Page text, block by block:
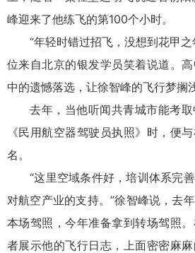
峰迎来了他练飞的第100个小时。
“年轻时错过招飞，没想到花甲
位来自北京的银发学员笑着说道。
中的遗憾落选，让徐智峰的飞行梦搁
去年，当他听闻共青城市能考
《民用航空器驾驶员执照》时，便
名。
“这里空域条件好，培训体系完
对航空产业的支持。”徐智峰说，去
本场驾照，今年准备拿到转场驾照
者展示他的飞行日志，上面密密麻